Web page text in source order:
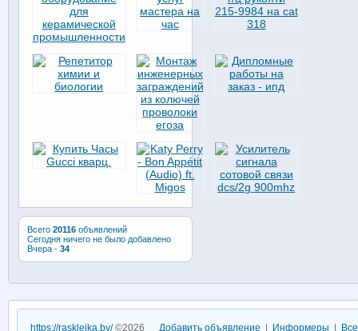
Всего 20116объявлений
Сегодня ничего не было добавлено
Вчера - 34
https://raskleika.by/©2026 Добавить объявление Информеры